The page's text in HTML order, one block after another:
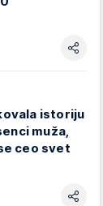
istoriju
muža,
ceo svet